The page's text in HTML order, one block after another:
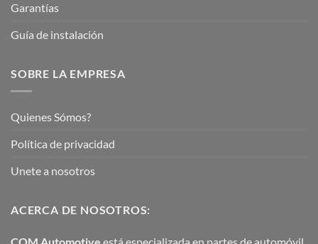
Garantías
Guía de instalación
SOBRE LA EMPRESA
Quienes Sómos?
Política de privacidad
Unete a nosotros
ACERCA DE NOSOTROS: